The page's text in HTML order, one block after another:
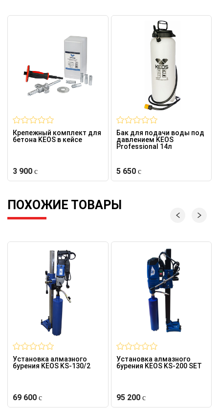
Крепежный комплект для
бетона KEOS в кейсе
3 900
Бак для подачи воды под
давлением KEOS
Professional 14л
5 650
ПОХОЖИЕ ТОВАРЫ
Установка алмазного
бурения KEOS KS-130/2
69 600
Установка алмазного
бурения KEOS KS-200 SET
95 200